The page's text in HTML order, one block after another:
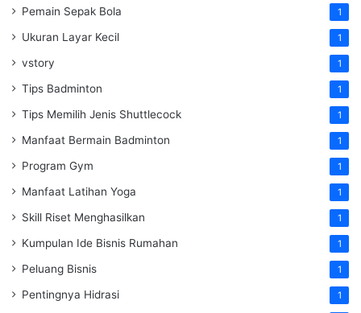
Pemain Sepak Bola 1
Ukuran Layar Kecil 1
vstory 1
Tips Badminton 1
Tips Memilih Jenis Shuttlecock 1
Manfaat Bermain Badminton 1
Program Gym 1
Manfaat Latihan Yoga 1
Skill Riset Menghasilkan 1
Kumpulan Ide Bisnis Rumahan 1
Peluang Bisnis 1
Pentingnya Hidrasi 1